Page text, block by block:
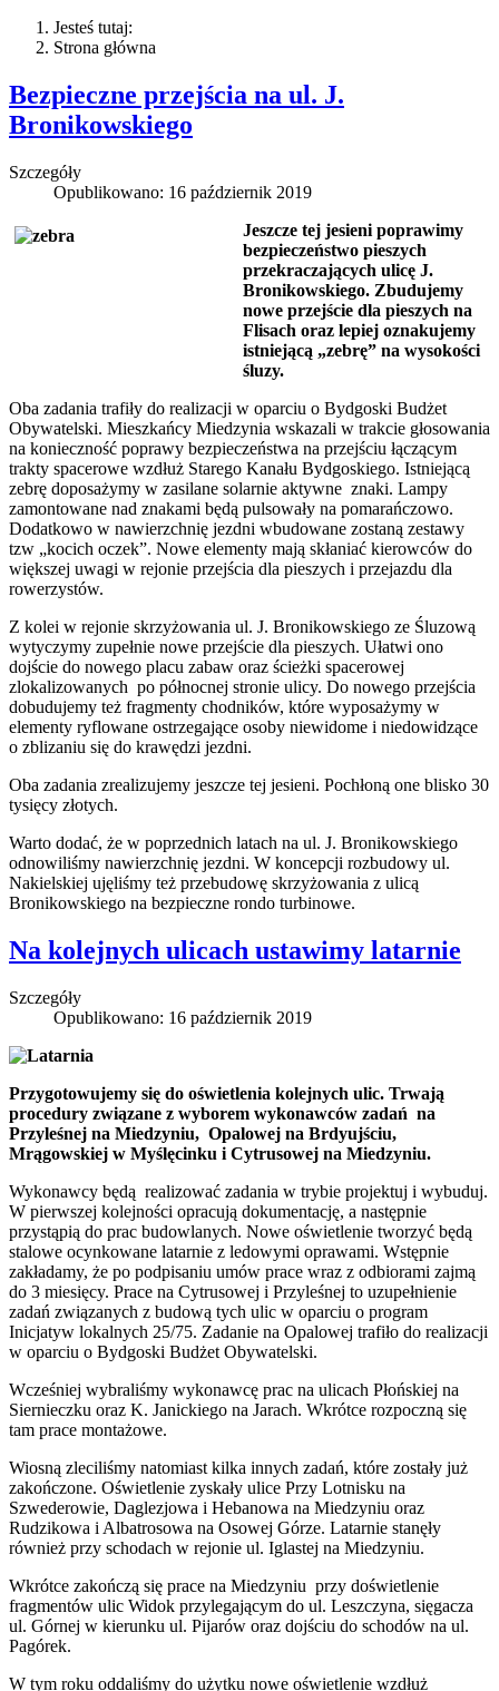
Jesteś tutaj:
Strona główna
Bezpieczne przejścia na ul. J.
Bronikowskiego
Szczegóły
Opublikowano: 16 październik 2019
Jeszcze tej jesieni poprawimy
bezpieczeństwo pieszych
przekraczających ulicę J.
Bronikowskiego. Zbudujemy
nowe przejście dla pieszych na
Flisach oraz lepiej oznakujemy
istniejącą „zebrę” na wysokości
śluzy.
Oba zadania trafiły do realizacji w oparciu o Bydgoski Budżet
Obywatelski. Mieszkańcy Miedzynia wskazali w trakcie głosowania
na konieczność poprawy bezpieczeństwa na przejściu łączącym
trakty spacerowe wzdłuż Starego Kanału Bydgoskiego. Istniejącą
zebrę doposażymy w zasilane solarnie aktywne znaki. Lampy
zamontowane nad znakami będą pulsowały na pomarańczowo.
Dodatkowo w nawierzchnię jezdni wbudowane zostaną zestawy
tzw „kocich oczek”. Nowe elementy mają skłaniać kierowców do
większej uwagi w rejonie przejścia dla pieszych i przejazdu dla
rowerzystów.
Z kolei w rejonie skrzyżowania ul. J. Bronikowskiego ze Śluzową
wytyczymy zupełnie nowe przejście dla pieszych. Ułatwi ono
dojście do nowego placu zabaw oraz ścieżki spacerowej
zlokalizowanych po północnej stronie ulicy. Do nowego przejścia
dobudujemy też fragmenty chodników, które wyposażymy w
elementy ryflowane ostrzegające osoby niewidome i niedowidzące
o zblizaniu się do krawędzi jezdni.
Oba zadania zrealizujemy jeszcze tej jesieni. Pochłoną one blisko 30
tysięcy złotych.
Warto dodać, że w poprzednich latach na ul. J. Bronikowskiego
odnowiliśmy nawierzchnię jezdni. W koncepcji rozbudowy ul.
Nakielskiej ujęliśmy też przebudowę skrzyżowania z ulicą
Bronikowskiego na bezpieczne rondo turbinowe.
Na kolejnych ulicach ustawimy latarnie
Szczegóły
Opublikowano: 16 październik 2019
Przygotowujemy się do oświetlenia kolejnych ulic. Trwają
procedury związane z wyborem wykonawców zadań na
Przyleśnej na Miedzyniu, Opalowej na Brdyujściu,
Mrągowskiej w Myślęcinku i Cytrusowej na Miedzyniu.
Wykonawcy będą realizować zadania w trybie projektuj i wybuduj.
W pierwszej kolejności opracują dokumentację, a następnie
przystąpią do prac budowlanych. Nowe oświetlenie tworzyć będą
stalowe ocynkowane latarnie z ledowymi oprawami. Wstępnie
zakładamy, że po podpisaniu umów prace wraz z odbiorami zajmą
do 3 miesięcy. Prace na Cytrusowej i Przyleśnej to uzupełnienie
zadań związanych z budową tych ulic w oparciu o program
Inicjatyw lokalnych 25/75. Zadanie na Opalowej trafiło do realizacji
w oparciu o Bydgoski Budżet Obywatelski.
Wcześniej wybraliśmy wykonawcę prac na ulicach Płońskiej na
Siernieczku oraz K. Janickiego na Jarach. Wkrótce rozpoczną się
tam prace montażowe.
Wiosną zleciliśmy natomiast kilka innych zadań, które zostały już
zakończone. Oświetlenie zyskały ulice Przy Lotnisku na
Szwederowie, Daglezjowa i Hebanowa na Miedzyniu oraz
Rudzikowa i Albatrosowa na Osowej Górze. Latarnie stanęły
również przy schodach w rejonie ul. Iglastej na Miedzyniu.
Wkrótce zakończą się prace na Miedzyniu przy doświetlenie
fragmentów ulic Widok przylegającym do ul. Leszczyna, sięgacza
ul. Górnej w kierunku ul. Pijarów oraz dojściu do schodów na ul.
Pagórek.
W tym roku oddaliśmy do użytku nowe oświetlenie wzdłuż